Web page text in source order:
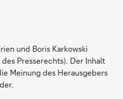
und Boris Karkowski
Presserechts). Der Inhalt
Meinung des Herausgebers